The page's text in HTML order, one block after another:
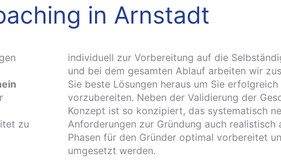
in Arnstadt
zu
individuell zur Vorbereitung auf die
und bei dem gesamten Ablauf arbeiten wir
Sie beste Lösungen heraus um Sie
vorzubereiten. Neben der Validierung der
Konzept ist so konzipiert, das systematisch
Anforderungen zur Gründung auch
Phasen für den Gründer optimal vorbereitet
umgesetzt werden.